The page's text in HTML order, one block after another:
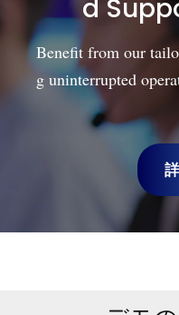
d
Benefit from our
g uninterrupted